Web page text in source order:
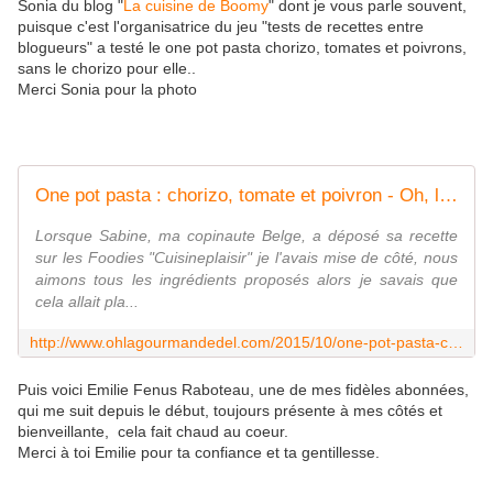
Sonia du blog "La cuisine de Boomy" dont je vous parle souvent,
puisque c'est l'organisatrice du jeu "tests de recettes entre
blogueurs" a testé le one pot pasta chorizo, tomates et poivrons,
sans le chorizo pour elle..
Merci Sonia pour la photo
One pot pasta : chorizo, tomate et poivron - Oh, la gourmande..
Lorsque Sabine, ma copinaute Belge, a déposé sa recette
sur les Foodies "Cuisineplaisir" je l'avais mise de côté, nous
aimons tous les ingrédients proposés alors je savais que
cela allait pla...
Puis voici Emilie Fenus Raboteau, une de mes fidèles abonnées,
qui me suit depuis le début, toujours présente à mes côtés et
bienveillante, cela fait chaud au coeur.
Merci à toi Emilie pour ta confiance et ta gentillesse.